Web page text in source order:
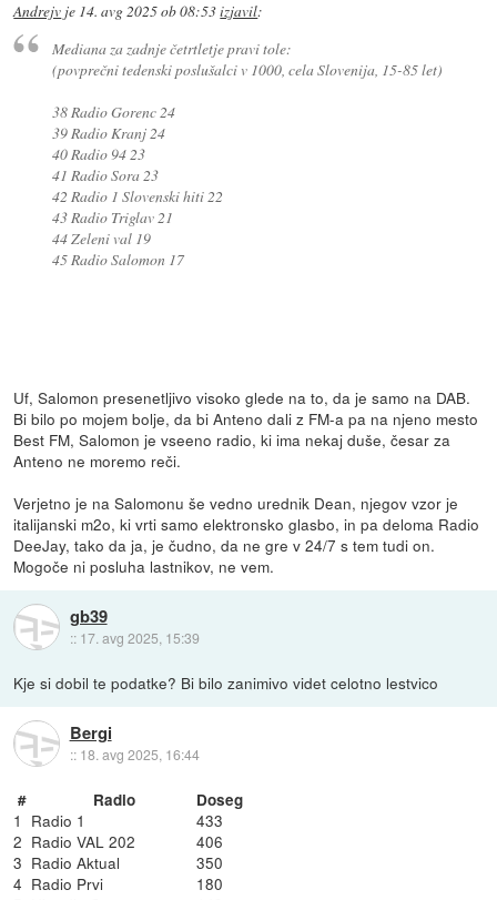
Andrejv je 14. avg 2025 ob 08:53izjavil:
Mediana za zadnje četrtletje pravi tole:
(povprečni tedenski poslušalci v 1000, cela Slovenija, 15-85 let)
38 Radio Gorenc 24
39 Radio Kranj 24
40 Radio 94 23
41 Radio Sora 23
42 Radio 1 Slovenski hiti 22
43 Radio Triglav 21
44 Zeleni val 19
45 Radio Salomon 17
Uf, Salomon presenetljivo visoko glede na to, da je samo na DAB.
Bi bilo po mojem bolje, da bi Anteno dali z FM-a pa na njeno mesto
Best FM, Salomon je vseeno radio, ki ima nekaj duše, česar za
Anteno ne moremo reči.
Verjetno je na Salomonu še vedno urednik Dean, njegov vzor je
italijanski m2o, ki vrti samo elektronsko glasbo, in pa deloma Radio
DeeJay, tako da ja, je čudno, da ne gre v 24/7 s tem tudi on.
Mogoče ni posluha lastnikov, ne vem.
gb39
:: 17. avg 2025, 15:39
Kje si dobil te podatke? Bi bilo zanimivo videt celotno lestvico
Bergi
:: 18. avg 2025, 16:44
# Radio Doseg
1 Radio 1
433
2 Radio VAL 202
406
3 Radio Aktual
350
4 Radio Prvi
180